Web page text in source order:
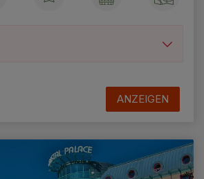
auf alle Aufenthalte
Nächten: kostenloses
5% – Buchung 60 Tage
ANZEIGEN